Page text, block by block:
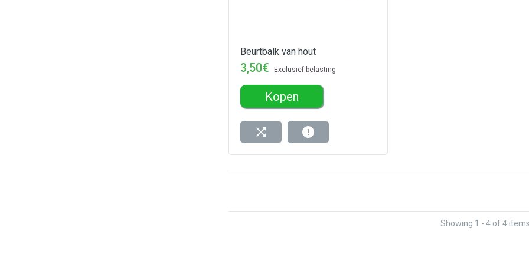
Beurtbalk van hout
3,50€ Exclusief belasting
Kopen
Showing 1 - 4 of 4 items